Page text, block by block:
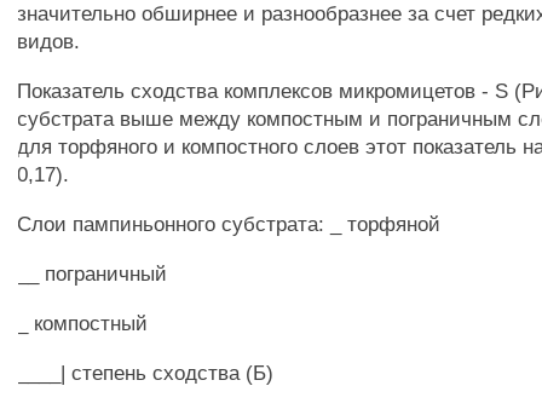
значительно обширнее и разнообразнее за счет
видов.
Показатель сходства комплексов микромицетов - S
субстрата выше между компостным и пограничным
для торфяного и компостного слоев этот показатель
0,17).
Слои пампиньонного субстрата: _ торфяной
__ пограничный
_ компостный
____| степень сходства (Б)